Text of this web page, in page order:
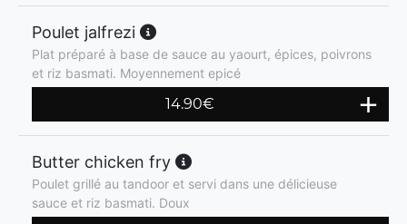
Poulet jalfrezi
Plat préparé à base de sauce au yaourt, épices, poivrons
et riz basmati. Moyennement epicé
14.90€
Butter chicken fry
Poulet grillé au tandoor et servi dans une délicieuse
sauce et riz basmati. Doux